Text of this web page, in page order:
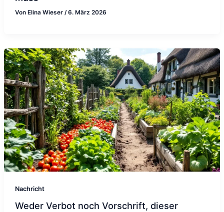
Von Elina Wieser /6. März 2026
Nachricht
Weder Verbot noch Vorschrift, dieser